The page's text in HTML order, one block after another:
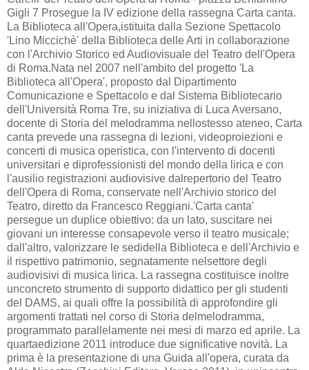
Gigli 7 Prosegue la IV edizione della rassegna Carta canta.
La Biblioteca all'Opera,istituita dalla Sezione Spettacolo
'Lino Miccichè' della Biblioteca delle Arti in collaborazione
con l'Archivio Storico ed Audiovisuale del Teatro dell'Opera
di Roma.Nata nel 2007 nell'ambito del progetto 'La
Biblioteca all'Opera', proposto dal Dipartimento
Comunicazione e Spettacolo e dal Sistema Bibliotecario
dell'Università Roma Tre, su iniziativa di Luca Aversano,
docente di Storia del melodramma nellostesso ateneo, Carta
canta prevede una rassegna di lezioni, videoproiezioni e
concerti di musica operistica, con l'intervento di docenti
universitari e diprofessionisti del mondo della lirica e con
l'ausilio registrazioni audiovisive dalrepertorio del Teatro
dell'Opera di Roma, conservate nell'Archivio storico del
Teatro, diretto da Francesco Reggiani.'Carta canta'
persegue un duplice obiettivo: da un lato, suscitare nei
giovani un interesse consapevole verso il teatro musicale;
dall'altro, valorizzare le sedidella Biblioteca e dell'Archivio e
il rispettivo patrimonio, segnatamente nelsettore degli
audiovisivi di musica lirica. La rassegna costituisce inoltre
unconcreto strumento di supporto didattico per gli studenti
del DAMS, ai quali offre la possibilità di approfondire gli
argomenti trattati nel corso di Storia delmelodramma,
programmato parallelamente nei mesi di marzo ed aprile. La
quartaedizione 2011 introduce due significative novità. La
prima è la presentazione di una Guida all'opera, curata da